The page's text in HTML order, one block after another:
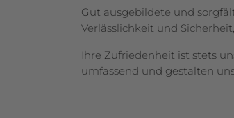
Gut ausgebildete und
Verlässlichkeit und
Ihre Zufriedenheit ist stets
umfassend und gestalten